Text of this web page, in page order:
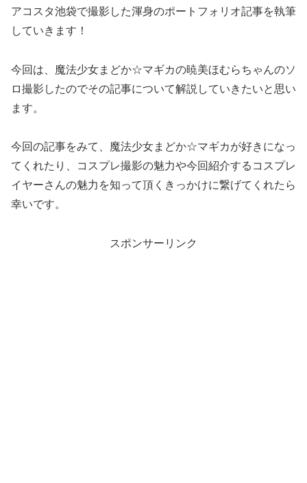
アコスタ池袋で撮影した渾身のポートフォリオ記事を執筆
していきます！
今回は、魔法少女まどか☆マギカの暁美ほむらちゃんのソ
ロ撮影したのでその記事について解説していきたいと思い
ます。
今回の記事をみて、魔法少女まどか☆マギカが好きになっ
てくれたり、コスプレ撮影の魅力や今回紹介するコスプレ
イヤーさんの魅力を知って頂くきっかけに繋げてくれたら
幸いです。
スポンサーリンク